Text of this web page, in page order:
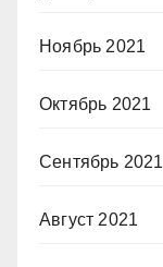
Ноябрь 2021
Октябрь 2021
Сентябрь 2021
Август 2021